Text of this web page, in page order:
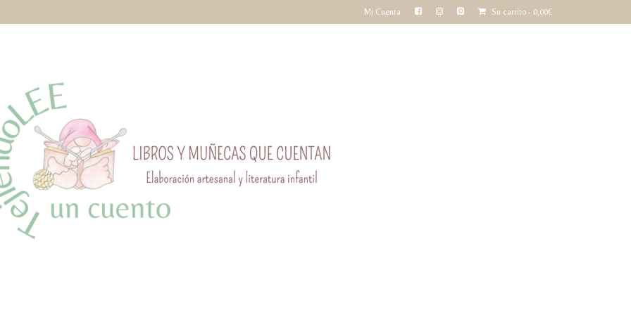
Mi Cuenta Su carrito - 0,00€